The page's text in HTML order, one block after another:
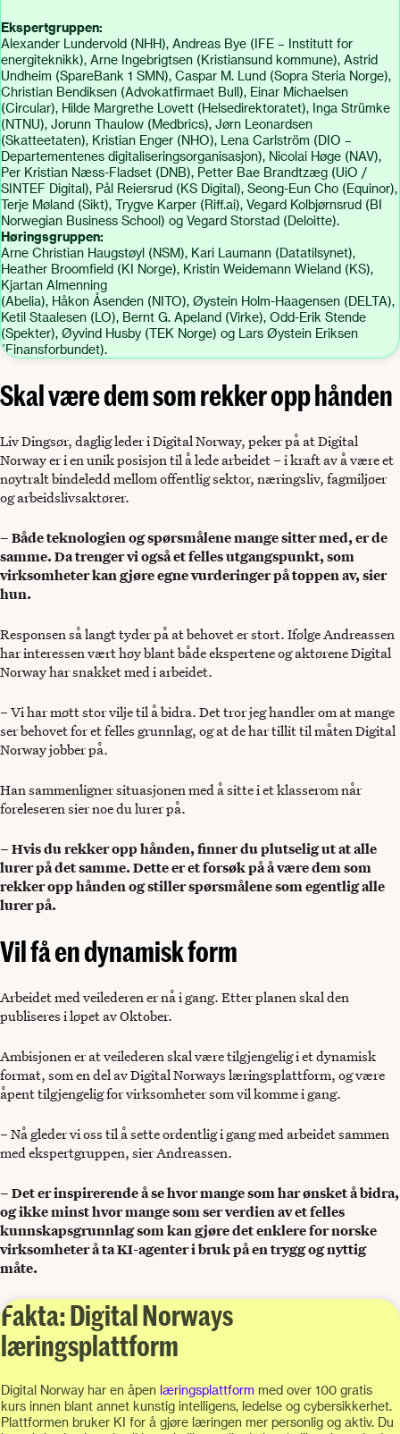
Ekspertgruppen:
Alexander Lundervold (NHH), Andreas Bye (IFE – Institutt for
energiteknikk), Arne Ingebrigtsen (Kristiansund kommune), Astrid
Undheim (SpareBank 1 SMN), Caspar M. Lund (Sopra Steria Norge),
Christian Bendiksen (Advokatfirmaet Bull), Einar Michaelsen
(Circular), Hilde Margrethe Lovett (Helsedirektoratet), Inga Strümke
(NTNU), Jorunn Thaulow (Medbrics), Jørn Leonardsen
(Skatteetaten), Kristian Enger (NHO), Lena Carlström (DIO –
Departementenes digitaliseringsorganisasjon), Nicolai Høge (NAV),
Per Kristian Næss-Fladset (DNB), Petter Bae Brandtzæg (UiO /
SINTEF Digital), Pål Reiersrud (KS Digital), Seong-Eun Cho (Equinor),
Terje Møland (Sikt), Trygve Karper (Riff.ai), Vegard Kolbjørnsrud (BI
Norwegian Business School) og Vegard Storstad (Deloitte).
Høringsgruppen:
Arne Christian Haugstøyl (NSM), Kari Laumann (Datatilsynet),
Heather Broomfield (KI Norge), Kristin Weidemann Wieland (KS),
Kjartan Almenning
(Abelia), Håkon Åsenden (NITO), Øystein Holm-Haagensen (DELTA),
Ketil Staalesen (LO), Bernt G. Apeland (Virke), Odd-Erik Stende
(Spekter), Øyvind Husby (TEK Norge) og Lars Øystein Eriksen
(Finansforbundet).
Skal være dem som rekker opp hånden
Liv Dingsør, daglig leder i Digital Norway, peker på at Digital
Norway er i en unik posisjon til å lede arbeidet – i kraft av å være et
nøytralt bindeledd mellom offentlig sektor, næringsliv, fagmiljøer
og arbeidslivsaktører.
– Både teknologien og spørsmålene mange sitter med, er de
samme. Da trenger vi også et felles utgangspunkt, som
virksomheter kan gjøre egne vurderinger på toppen av, sier
hun.
Responsen så langt tyder på at behovet er stort. Ifølge Andreassen
har interessen vært høy blant både ekspertene og aktørene Digital
Norway har snakket med i arbeidet.
– Vi har møtt stor vilje til å bidra. Det tror jeg handler om at mange
ser behovet for et felles grunnlag, og at de har tillit til måten Digital
Norway jobber på.
Han sammenligner situasjonen med å sitte i et klasserom når
foreleseren sier noe du lurer på.
– Hvis du rekker opp hånden, finner du plutselig ut at alle
lurer på det samme. Dette er et forsøk på å være dem som
rekker opp hånden og stiller spørsmålene som egentlig alle
lurer på.
Vil få en dynamisk form
Arbeidet med veilederen er nå i gang. Etter planen skal den
publiseres i løpet av Oktober.
Ambisjonen er at veilederen skal være tilgjengelig i et dynamisk
format, som en del av Digital Norways læringsplattform, og være
åpent tilgjengelig for virksomheter som vil komme i gang.
– Nå gleder vi oss til å sette ordentlig i gang med arbeidet sammen
med ekspertgruppen, sier Andreassen.
– Det er inspirerende å se hvor mange som har ønsket å bidra,
og ikke minst hvor mange som ser verdien av et felles
kunnskapsgrunnlag som kan gjøre det enklere for norske
virksomheter å ta KI-agenter i bruk på en trygg og nyttig
måte.
Fakta: Digital Norways
læringsplattform
Digital Norway har en åpen læringsplattform med over 100 gratis
kurs innen blant annet kunstig intelligens, ledelse og cybersikkerhet.
Plattformen bruker KI for å gjøre læringen mer personlig og aktiv. Du